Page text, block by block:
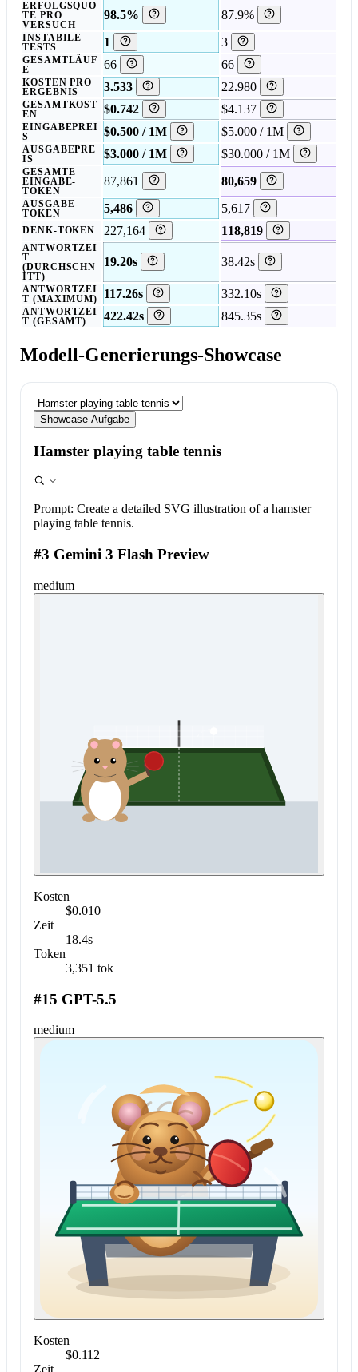
ERFOLGSQUO
TE PRO
VERSUCH
98.5% 87.9%
INSTABILE
TESTS
1 3
GESAMTLÄUF
E
66 66
KOSTEN PRO
ERGEBNIS
3.533 22.980
GESAMTKOST
EN
$0.742 $4.137
EINGABEPREI
S
$0.500 / 1M $5.000 / 1M
AUSGABEPRE
IS
$3.000 / 1M $30.000 / 1M
GESAMTE
EINGABE-
TOKEN
87,861 80,659
AUSGABE-
TOKEN
5,486 5,617
DENK-TOKEN 227,164 118,819
ANTWORTZEI
T
(DURCHSCHN
ITT)
19.20s 38.42s
ANTWORTZEI
T (MAXIMUM)
117.26s 332.10s
ANTWORTZEI
T (GESAMT)
422.42s 845.35s
Modell-Generierungs-Showcase
Showcase-Aufgabe
Hamster playing table tennis
Prompt: Create a detailed SVG illustration of a hamster
playing table tennis.
#3 Gemini 3 Flash Preview
medium
Kosten
$0.010
Zeit
18.4s
Token
3,351 tok
#15 GPT-5.5
medium
Kosten
$0.112